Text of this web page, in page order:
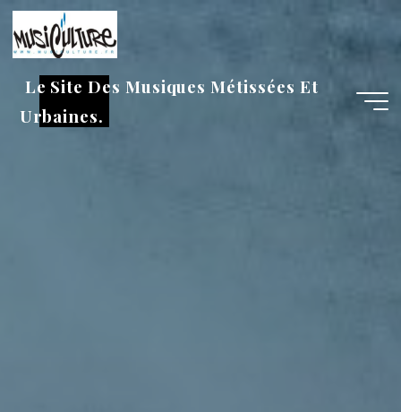
Aller
au
contenu
Le Site Des Musiques Métissées Et
Urbaines.